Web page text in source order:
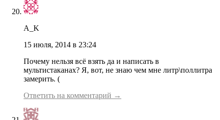
A_K
15 июля, 2014 в 23:24
Почему нельзя всё взять да и написать в
мультистаканах? Я, вот, не знаю чем мне литр\поллитра
замерить. (
Ответить на комментарий →